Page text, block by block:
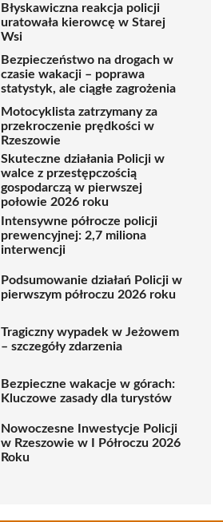
Błyskawiczna reakcja policji
uratowała kierowcę w Starej
Wsi
Bezpieczeństwo na drogach w
czasie wakacji – poprawa
statystyk, ale ciągłe zagrożenia
Motocyklista zatrzymany za
przekroczenie prędkości w
Rzeszowie
Skuteczne działania Policji w
walce z przestępczością
gospodarczą w pierwszej
połowie 2026 roku
Intensywne półrocze policji
prewencyjnej: 2,7 miliona
interwencji
Podsumowanie działań Policji w
pierwszym półroczu 2026 roku
Tragiczny wypadek w Jeżowem
– szczegóły zdarzenia
Bezpieczne wakacje w górach:
Kluczowe zasady dla turystów
Nowoczesne Inwestycje Policji
w Rzeszowie w I Półroczu 2026
Roku